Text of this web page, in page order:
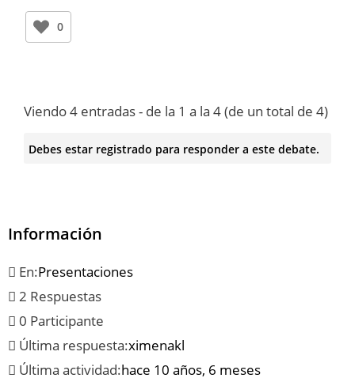
0
Viendo 4 entradas - de la 1 a la 4 (de un total de 4)
Debes estar registrado para responder a este debate.
Información
En:Presentaciones
2 Respuestas
0 Participante
Última respuesta:ximenakl
Última actividad:hace 10 años, 6 meses